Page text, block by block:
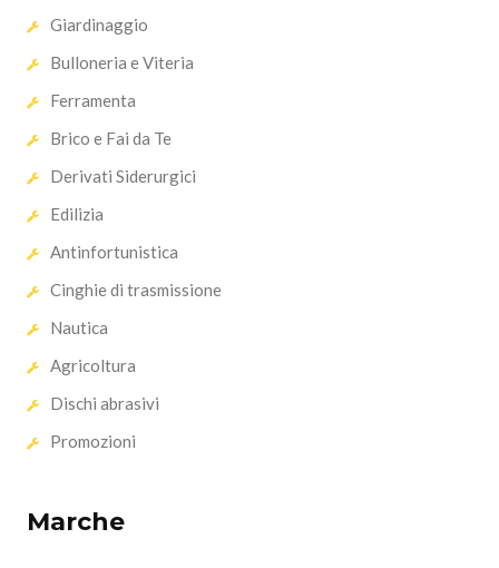
Giardinaggio
Bulloneria e Viteria
Ferramenta
Brico e Fai da Te
Derivati Siderurgici
Edilizia
Antinfortunistica
Cinghie di trasmissione
Nautica
Agricoltura
Dischi abrasivi
Promozioni
Marche